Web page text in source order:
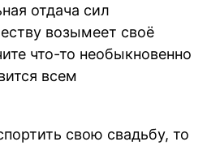
отдача сил
возымеет своё
что-то необыкновенно
всем
свою свадьбу, то